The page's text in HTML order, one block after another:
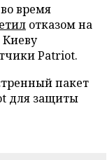
время
отказом на
Киеву
Patriot.
пакет
для защиты